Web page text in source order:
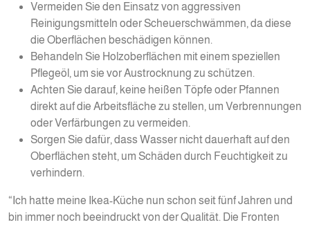
Vermeiden Sie den Einsatz von aggressiven
Reinigungsmitteln oder Scheuerschwämmen, da diese
die Oberflächen beschädigen können.
Behandeln Sie Holzoberflächen mit einem speziellen
Pflegeöl, um sie vor Austrocknung zu schützen.
Achten Sie darauf, keine heißen Töpfe oder Pfannen
direkt auf die Arbeitsfläche zu stellen, um Verbrennungen
oder Verfärbungen zu vermeiden.
Sorgen Sie dafür, dass Wasser nicht dauerhaft auf den
Oberflächen steht, um Schäden durch Feuchtigkeit zu
verhindern.
“Ich hatte meine Ikea-Küche nun schon seit fünf Jahren und
bin immer noch beeindruckt von der Qualität. Die Fronten